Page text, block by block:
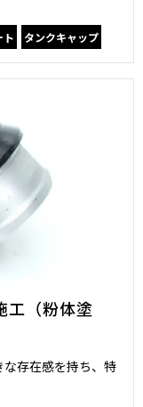
ト タンクキャップ
工（粉体塗
存在感を持ち、特